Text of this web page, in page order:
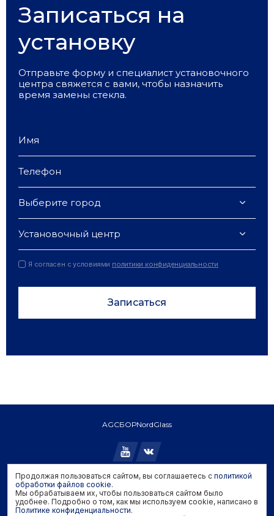
Записаться на
установку
Отправьте форму и специалист установочного
центра свяжется с вами, чтобы назначить
время замены стекла.
Выберите город
Установочный центр
Я согласен с условиями политики конфиденциальности
Записаться
AGCБОРNordGlass
Copyright © 2026 AGC. All rights reserved.
Политика конфиденциальности
Политика обработки файлов cookie
Продолжая пользоваться сайтом, вы соглашаетесь с политикой
обработки файлов cookie.
Мы обрабатываем их, чтобы пользоваться сайтом было
удобнее. Подробно о том, как мы используем cookie, написано в
Политике конфиденциальности.